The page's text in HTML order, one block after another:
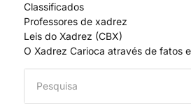
Classificados
Professores de xadrez
Leis do Xadrez (CBX)
O Xadrez Carioca através de fatos